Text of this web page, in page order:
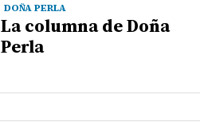
DOÑA PERLA
La columna de Doña
Perla